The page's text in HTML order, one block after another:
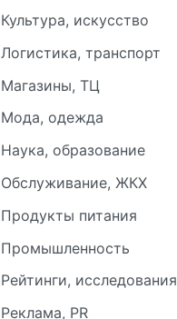
Культура, искусство
Логистика, транспорт
Магазины, ТЦ
Мода, одежда
Наука, образование
Обслуживание, ЖКХ
Продукты питания
Промышленность
Рейтинги, исследования
Реклама, PR